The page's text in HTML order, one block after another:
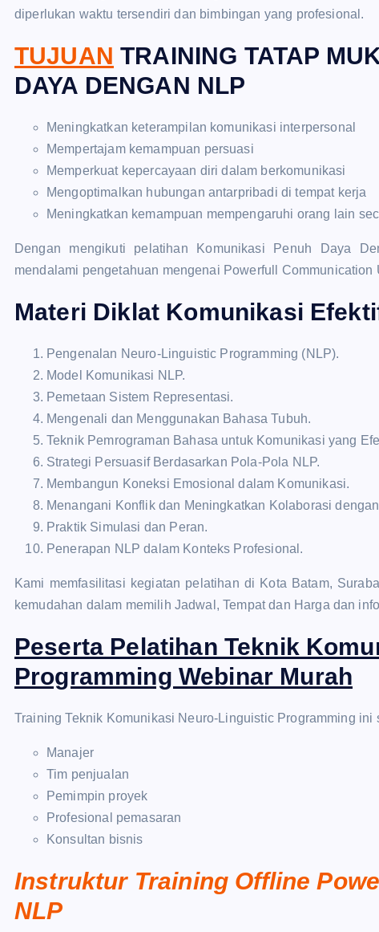
diperlukan waktu tersendiri dan bimbingan yang profesional.
TUJUAN TRAINING TATAP
DAYA DENGAN NLP
Meningkatkan keterampilan komunikasi interpersonal
Mempertajam kemampuan persuasi
Memperkuat kepercayaan diri dalam berkomunikasi
Mengoptimalkan hubungan antarpribadi di tempat kerja
Meningkatkan kemampuan mempengaruhi orang lain
Dengan mengikuti pelatihan Komunikasi Penuh Daya
mendalami pengetahuan mengenai Powerfull Communication
Materi Diklat Komunikasi
Pengenalan Neuro-Linguistic Programming (NLP).
Model Komunikasi NLP.
Pemetaan Sistem Representasi.
Mengenali dan Menggunakan Bahasa Tubuh.
Teknik Pemrograman Bahasa untuk Komunikasi yang
Strategi Persuasif Berdasarkan Pola-Pola NLP.
Membangun Koneksi Emosional dalam Komunikasi.
Menangani Konflik dan Meningkatkan Kolaborasi
Praktik Simulasi dan Peran.
Penerapan NLP dalam Konteks Profesional.
Kami memfasilitasi kegiatan pelatihan di Kota Batam,
kemudahan dalam memilih Jadwal, Tempat dan Harga dan
Peserta Pelatihan Teknik
Programming Webinar Murah
Training Teknik Komunikasi Neuro-Linguistic Programming
Manajer
Tim penjualan
Pemimpin proyek
Profesional pemasaran
Konsultan bisnis
Instruktur Training Offline
NLP